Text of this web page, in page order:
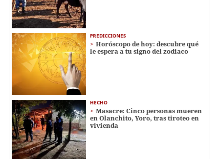
PREDICCIONES
Horóscopo de hoy: descubre qué
le espera a tu signo del zodiaco
HECHO
Masacre: Cinco personas mueren
en Olanchito, Yoro, tras tiroteo en
vivienda